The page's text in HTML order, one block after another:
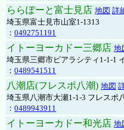
ららぽーと富士見店 地図 詳
埼玉県富士見市山室1-1313
： 0492751191
イトーヨーカドー三郷店 地
埼玉県三郷市ピアラシティ1-1-1
： 0489541511
八潮店(フレスポ八潮) 地図
埼玉県八潮市大瀬1-1-3 フレスポ
： 0489943911
イトーヨーカドー和光店 地